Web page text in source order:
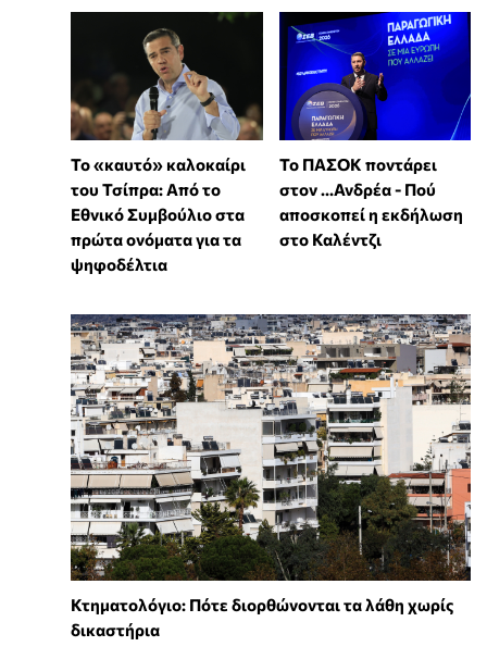
Το «καυτό» καλοκαίρι
του Τσίπρα: Από το
Εθνικό Συμβούλιο στα
πρώτα ονόματα για τα
ψηφοδέλτια
To ΠΑΣΟΚ ποντάρει
στον ...Ανδρέα - Πού
αποσκοπεί η εκδήλωση
στο Καλέντζι
Κτηματολόγιο: Πότε διορθώνονται τα λάθη χωρίς
δικαστήρια